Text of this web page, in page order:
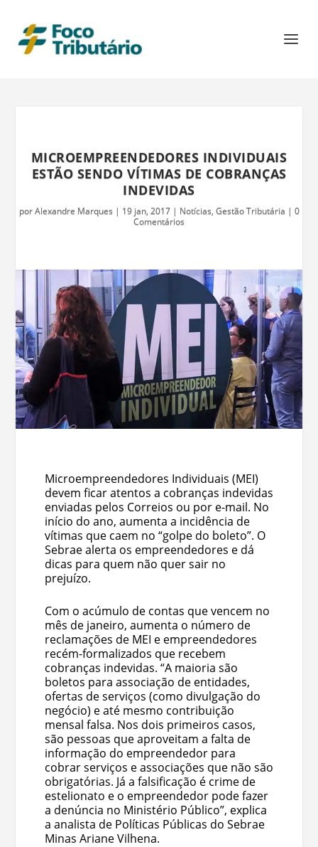
MICROEMPREENDEDORES INDIVIDUAIS
ESTÃO SENDO VÍTIMAS DE COBRANÇAS
INDEVIDAS
porAlexandre Marques | 19 jan, 2017| Notícias, Gestão Tributária | 0
Comentários
Microempreendedores Individuais (MEI)
devem ficar atentos a cobranças indevidas
enviadas pelos Correios ou por e-mail. No
início do ano, aumenta a incidência de
vítimas que caem no “golpe do boleto”. O
Sebrae alerta os empreendedores e dá
dicas para quem não quer sair no
prejuízo.
Com o acúmulo de contas que vencem no
mês de janeiro, aumenta o número de
reclamações de MEI e empreendedores
recém-formalizados que recebem
cobranças indevidas. “A maioria são
boletos para associação de entidades,
ofertas de serviços (como divulgação do
negócio) e até mesmo contribuição
mensal falsa. Nos dois primeiros casos,
são pessoas que aproveitam a falta de
informação do empreendedor para
cobrar serviços e associações que não são
obrigatórias. Já a falsificação é crime de
estelionato e o empreendedor pode fazer
a denúncia no Ministério Público”, explica
a analista de Políticas Públicas do Sebrae
Minas Ariane Vilhena.